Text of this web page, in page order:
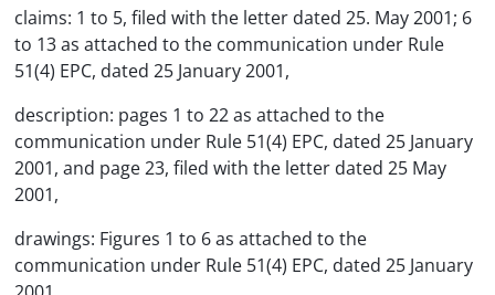
claims: 1 to 5, filed with the letter dated 25. May 2001; 6
to 13 as attached to the communication under Rule
51(4) EPC, dated 25 January 2001,
description: pages 1 to 22 as attached to the
communication under Rule 51(4) EPC, dated 25 January
2001, and page 23, filed with the letter dated 25 May
2001,
drawings: Figures 1 to 6 as attached to the
communication under Rule 51(4) EPC, dated 25 January